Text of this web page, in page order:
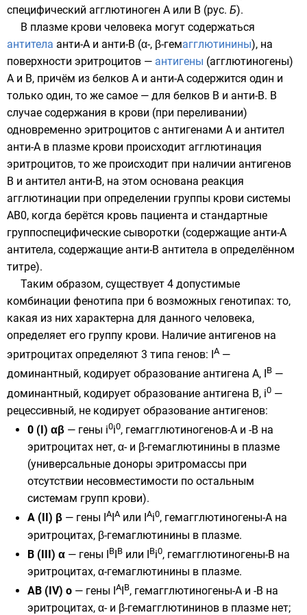
специфический агглютиноген A или B (рус. Б).
В плазме крови человека могут содержаться
антитела анти-А и анти-В (α-, β-гемагглютинины), на
поверхности эритроцитов — антигены (агглютиногены)
A и B, причём из белков A и анти-А содержится один и
только один, то же самое — для белков B и анти-В. В
случае содержания в крови (при переливании)
одновременно эритроцитов с антигенами A и антител
анти-A в плазме крови происходит агглютинация
эритроцитов, то же происходит при наличии антигенов
B и антител анти-B, на этом основана реакция
агглютинации при определении группы крови системы
AB0, когда берётся кровь пациента и стандартные
группоспецифические сыворотки (содержащие анти-A
антитела, содержащие анти-B антитела в определённом
титре).
Таким образом, существует 4 допустимые
комбинации фенотипа при 6 возможных генотипах: то,
какая из них характерна для данного человека,
определяет его группу крови. Наличие антигенов на
эритроцитах определяют 3 типа генов: I A—
доминантный, кодирует образование антигена А, I B —
доминантный, кодирует образование антигена B, i0 —
рецессивный, не кодирует образование антигенов:
0 (I) αβ — гены i0i0, гемагглютиногенов-A и -B на
эритроцитах нет, α- и β-гемаглютинины в плазме
(универсальные доноры эритромассы при
отсутствии несовместимости по остальным
системам групп крови).
A (II) β — гены I AI Aили I Ai0, гемагглютиногены-А на
эритроцитах, β-гемаглютинины в плазме.
B (III) α — гены IBIB или IBi0, гемагглютиногены-B на
эритроцитах, α-гемаглютинины в плазме.
AB (IV) о — гены I AI B, гемагглютиногены-А и -B на
эритроцитах, α- и β-гемагглютининов в плазме нет;